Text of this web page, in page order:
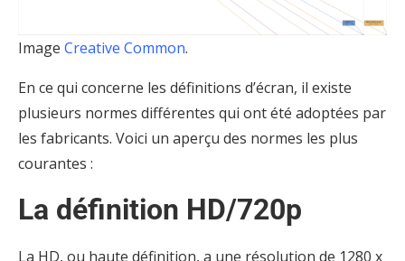
Image Creative Common.
En ce qui concerne les définitions d’écran, il existe
plusieurs normes différentes qui ont été adoptées par
les fabricants. Voici un aperçu des normes les plus
courantes :
La définition HD/720p
La HD, ou haute définition, a une résolution de 1280 x